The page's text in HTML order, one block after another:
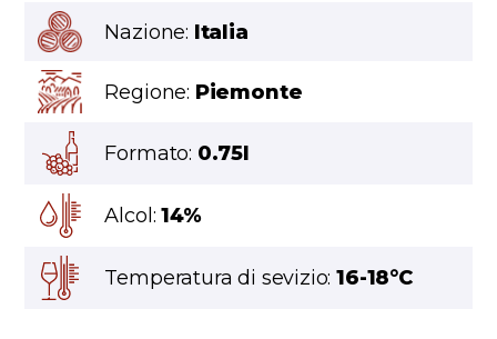
Nazione: Italia
Regione: Piemonte
Formato: 0.75l
Alcol:14%
Temperatura di sevizio:16-18°C